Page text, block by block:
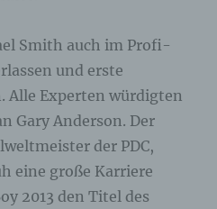
Smith auch im Profi-
und erste
Alle Experten würdigten
Gary Anderson. Der
der PDC,
eine große Karriere
2013 den Titel des